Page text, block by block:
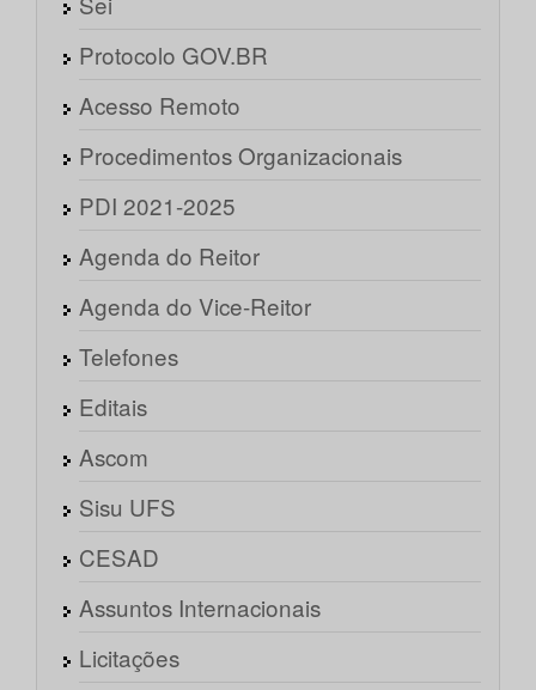
Protocolo GOV.BR
Acesso Remoto
Procedimentos Organizacionais
PDI 2021-2025
Agenda do Reitor
Agenda do Vice-Reitor
Telefones
Editais
Ascom
Sisu UFS
CESAD
Assuntos Internacionais
Licitações